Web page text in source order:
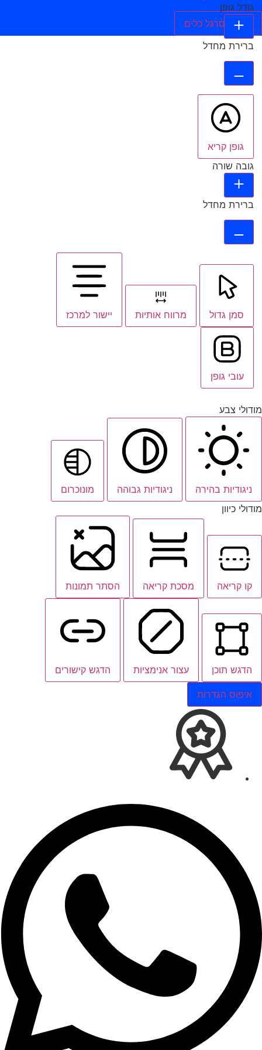
הסתר סרגל כלים
גודל גופן
ברירת מחדל
גופן קריא
גובה שורה
ברירת מחדל
סמן גדול מרווח אותיות יישור למרכז
עובי גופן
מודולי צבע
ניגודיות בהירה ניגודיות גבוהה
מונוכרום
מודולי כיוון
קו קריאה מסכת קריאה הסתר תמונות
הדגש תוכן עצור אנימציות הדגש קישורים
איפוס הגדרות